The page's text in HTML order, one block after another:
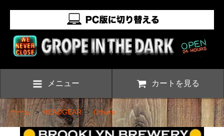
メニュー カートを見る
ホーム>HEADGEAR>Others